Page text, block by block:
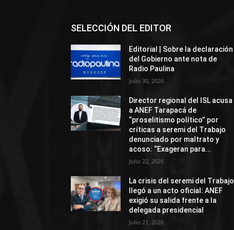
SELECCIÓN DEL EDITOR
Editorial | Sobre la declaración
del Gobierno ante nota de
Radio Paulina
Julio 30, 2026
Director regional del ISL acusa
a ANEF Tarapacá de
“proselitismo político” por
críticas a seremi del Trabajo
denunciado por maltrato y
acoso: “Exageran para...
Julio 22, 2026
La crisis del seremi del Trabajo
llegó a un acto oficial: ANEF
exigió su salida frente a la
delegada presidencial
Julio 21, 2026